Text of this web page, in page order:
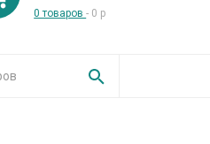
0 товаров- 0 р